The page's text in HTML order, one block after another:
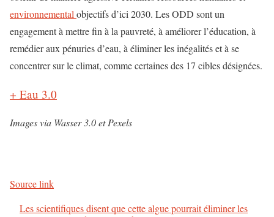
environnementalobjectifs d’ici 2030. Les ODD sont un
engagement à mettre fin à la pauvreté, à améliorer l’éducation, à
remédier aux pénuries d’eau, à éliminer les inégalités et à se
concentrer sur le climat, comme certaines des 17 cibles désignées.
+ Eau 3.0
Images via Wasser 3.0 et Pexels
Source link
Les scientifiques disent que cette algue pourrait éliminer les